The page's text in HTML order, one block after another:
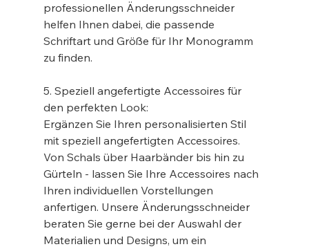
professionellen Änderungsschneider
helfen Ihnen dabei, die passende
Schriftart und Größe für Ihr Monogramm
zu finden.
5. Speziell angefertigte Accessoires für
den perfekten Look:
Ergänzen Sie Ihren personalisierten Stil
mit speziell angefertigten Accessoires.
Von Schals über Haarbänder bis hin zu
Gürteln - lassen Sie Ihre Accessoires nach
Ihren individuellen Vorstellungen
anfertigen. Unsere Änderungsschneider
beraten Sie gerne bei der Auswahl der
Materialien und Designs, um ein